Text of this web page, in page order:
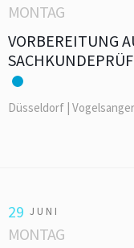
MONTAG
VORBEREITUNG
Düsseldorf |
29 JUNI
MONTAG